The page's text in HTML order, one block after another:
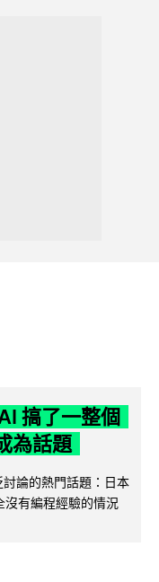
搞了一整個
為話題
論的熱門話題：日本
有編程經驗的情況